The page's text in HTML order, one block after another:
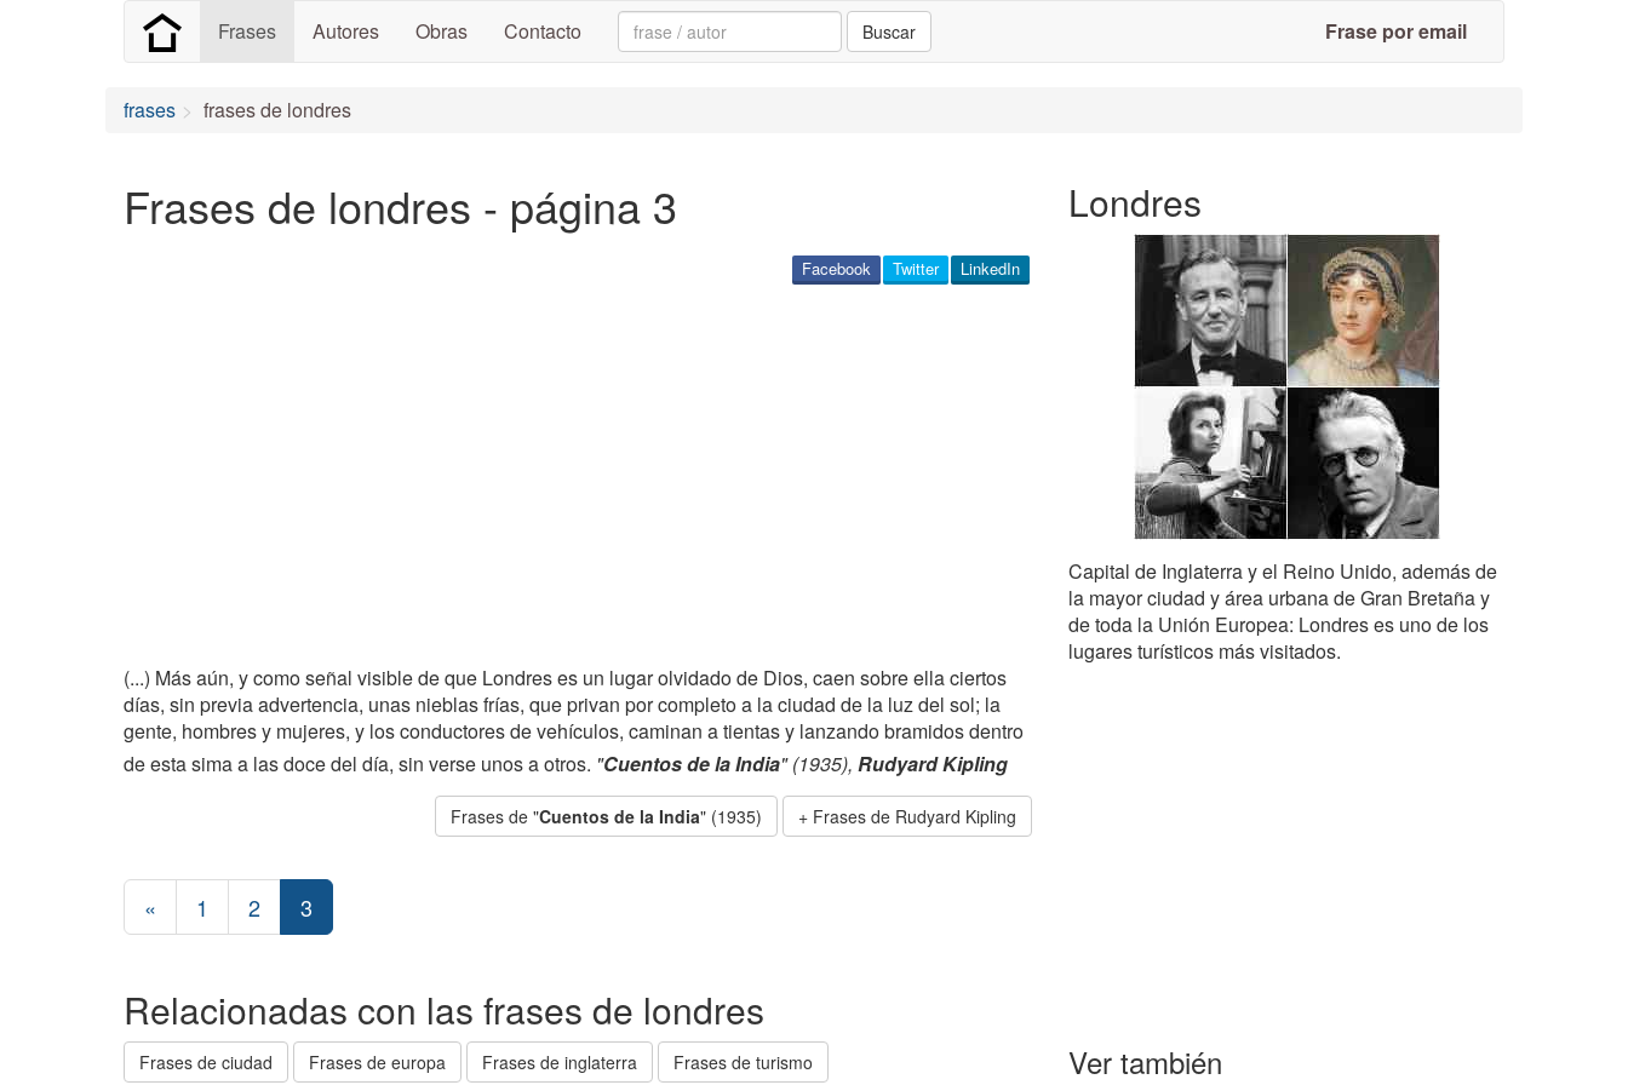
Frases Autores Obras Contacto Search: Buscar Frase por email
frases frases de londres
Frases de londres - página 3
LinkedIn
Twitter
Facebook
(...) Más aún, y como señal visible de que Londres es un lugar olvidado de Dios, caen sobre ella ciertos
días, sin previa advertencia, unas nieblas frías, que privan por completo a la ciudad de la luz del sol; la
gente, hombres y mujeres, y los conductores de vehículos, caminan a tientas y lanzando bramidos dentro
de esta sima a las doce del día, sin verse unos a otros. "Cuentos de la India" (1935), Rudyard Kipling
Frases de "Cuentos de la India" (1935) Frases de Rudyard Kipling
« 1 2 3
Relacionadas con las frases de londres
Frases de ciudad Frases de europa Frases de inglaterra Frases de turismo
Londres
Capital de Inglaterra y el Reino Unido, además de
la mayor ciudad y área urbana de Gran Bretaña y
de toda la Unión Europea: Londres es uno de los
lugares turísticos más visitados.
Ver también